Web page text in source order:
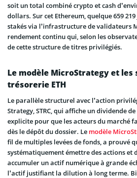
soit un total combiné crypto et cash
dollars. Sur cet Ethereum, quelque 659
stakés via l’infrastructure de validateurs
rendement continu qui, selon les
de cette structure de titres privilégiés.
Le modèle MicroStrategy et les
trésorerie ETH
Le parallèle structurel avec l’action
Strategy, STRC, qui affiche un dividende
explicite pour que les acteurs du marché
dès le dépôt du dossier. Le modèle
fil de multiples levées de fonds, a prouvé
systématiquement émettre des actions et
accumuler un actif numérique à grande
l’actif justifiant la dilution à long terme.